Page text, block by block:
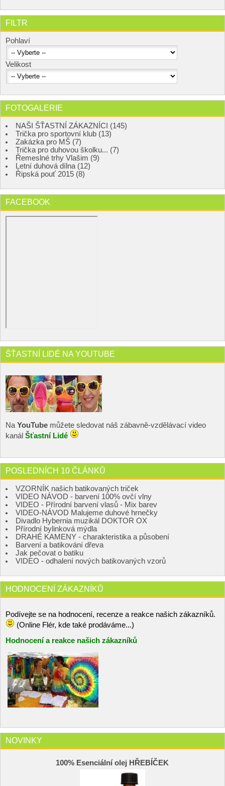
FILTR
Pohlaví
Velikost
FOTOGALERIE
NAŠI ŠŤASTNÍ ZÁKAZNÍCI (145)
Trička pro sportovní klub (13)
Zakázka pro MŠ (7)
Trička pro duhovou školku... (7)
Řemeslné trhy Vlašim (9)
Letní duhová dílna (12)
Řipská pouť 2015 (8)
FACEBOOK
ŠŤASTNÍ LIDÉ NA YOUTUBE
Na YouTube můžete sledovat náš zábavně-vzdělávací video
kanál Šťastní Lidé
POSLEDNÍCH 10 ČLÁNKŮ
VZORNÍK našich batikovaných triček
VIDEO NÁVOD - barvení 100% ovčí vlny
VIDEO - Přírodní barvení vlasů - Mix barev
VIDEO-NÁVOD Malujeme duhové hrnečky
Divadlo Hybernia muzikál DOKTOR OX
Přírodní bylinková mýdla
DRAHÉ KAMENY - charakteristika a působení
Barvení a batikování dřeva
Jak pečovat o batiku
VIDEO - odhalení nových batikovaných vzorů
HODNOCENÍ ZÁKAZNÍKŮ
Podívejte se na hodnocení, recenze a reakce našich zákazníků.
(Online Flér, kde také prodáváme...)
Hodnocení a reakce našich zákazníků
NOVINKY
100% Esenciální olej HŘEBÍČEK